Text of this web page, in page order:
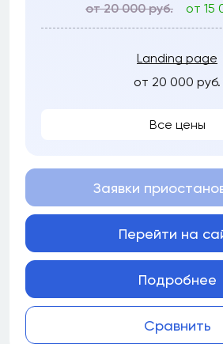
от 20 000 руб.
от 15
Landing page
от 20 000 руб.
Все цены
Сравнить
Заявки
Перейти на
Подробнее